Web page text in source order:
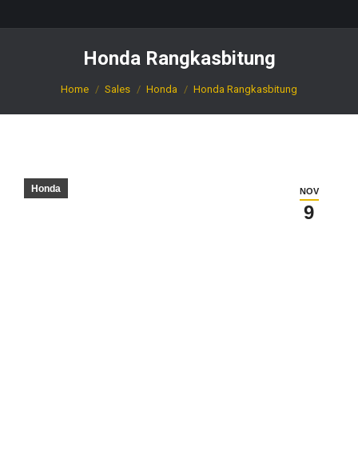
Honda Rangkasbitung
You are here:
Home Sales Honda Honda Rangkasbitung
NOV
9
Honda